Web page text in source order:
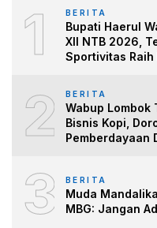
1 BERITA
Bupati Haerul
XII NTB 2026,
Sportivitas
2 BERITA
Wabup Lombok
Bisnis Kopi,
Pemberdayaan
3 BERITA
Muda
MBG: Jangan